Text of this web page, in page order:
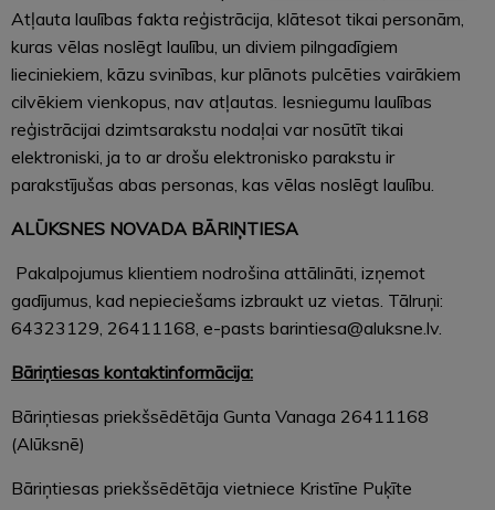
Atļauta laulības fakta reģistrācija, klātesot tikai personām,
kuras vēlas noslēgt laulību, un diviem pilngadīgiem
lieciniekiem, kāzu svinības, kur plānots pulcēties vairākiem
cilvēkiem vienkopus, nav atļautas. Iesniegumu laulības
reģistrācijai dzimtsarakstu nodaļai var nosūtīt tikai
elektroniski, ja to ar drošu elektronisko parakstu ir
parakstījušas abas personas, kas vēlas noslēgt laulību.
ALŪKSNES NOVADA BĀRIŅTIESA
Pakalpojumus klientiem nodrošina attālināti, izņemot
gadījumus, kad nepieciešams izbraukt uz vietas. Tālruņi:
64323129, 26411168, e-pasts barintiesa@aluksne.lv.
Bāriņtiesas kontaktinformācija:
Bāriņtiesas priekšsēdētāja Gunta Vanaga 26411168
(Alūksnē)
Bāriņtiesas priekšsēdētāja vietniece Kristīne Puķīte